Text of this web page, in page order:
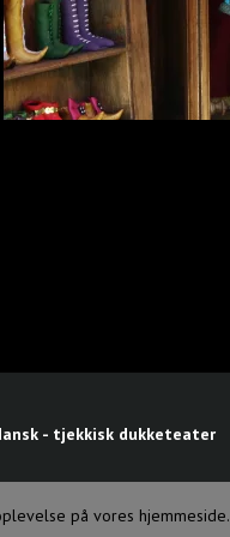
på vores hjemmeside.
- tjekkisk dukketeater